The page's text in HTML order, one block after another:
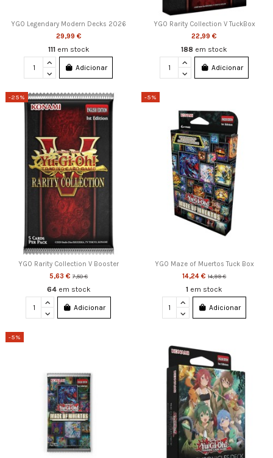
YGO Legendary Modern Decks 2026
29,99 €
111 em stock
Adicionar
YGO Rarity Collection V TuckBox
22,99 €
188 em stock
Adicionar
-25%
YGO Rarity Collection V Booster
5,63 €7,50 €
64 em stock
Adicionar
-5%
YGO Maze of Muertos Tuck Box
14,24 €14,99 €
1 em stock
Adicionar
-5%